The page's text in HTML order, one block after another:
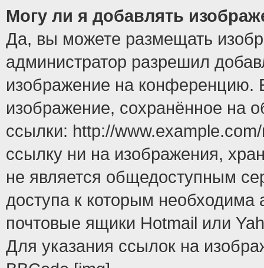
Могу ли я добавлять
Да, вы можете размещать
администратор разрешил
изображение на конференцию.
изображение, сохранённое на
ссылки: http://
ссылку ни на изображения,
не является общедоступным
доступа к которым
почтовые ящики Hotmail или
Для указания ссылок на